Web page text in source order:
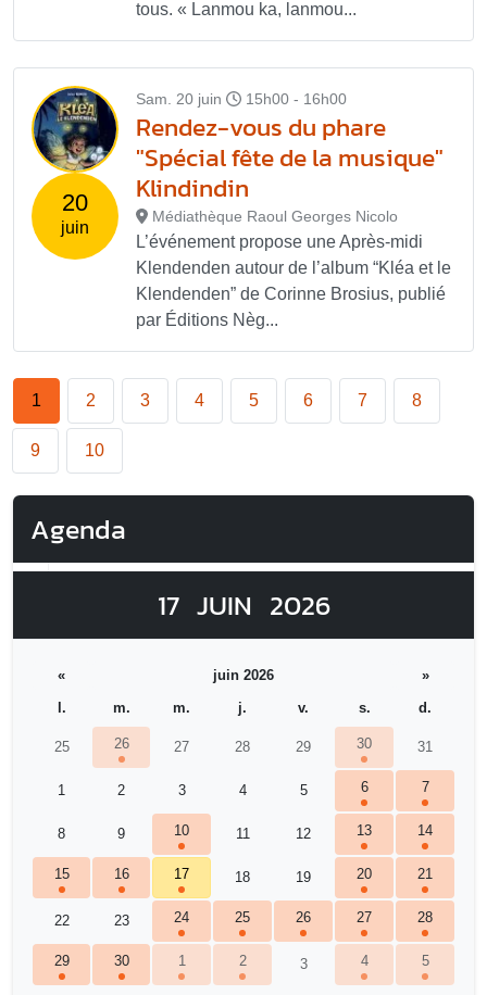
tous. « Lanmou ka, lanmou...
20
juin
Sam. 20 juin 15h00 - 16h00
Rendez-vous du phare
"Spécial fête de la musique"
Klindindin
Médiathèque Raoul Georges Nicolo
L’événement propose une Après-midi
Klendenden autour de l’album “Kléa et le
Klendenden” de Corinne Brosius, publié
par Éditions Nèg...
1 2 3 4 5 6 7 8
9 10
Agenda
17 JUIN 2026
« juin 2026
»
l.
m. m. j. v. s. d.
25 26 27 28 29 30 31
1 2 3 4 5 6 7
8 9 10 11 12 13 14
15 16 17 18 19 20 21
22 23 24 25 26 27 28
29 30 1 2 3 4 5